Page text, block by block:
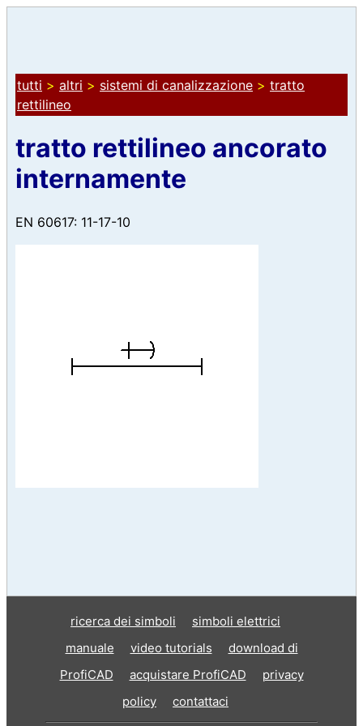
tutti > altri > sistemi di canalizzazione > tratto
rettilineo
tratto rettilineo ancorato
internamente
EN 60617: 11-17-10
ricerca dei simboli
simboli elettrici
manuale
video tutorials
download di
ProfiCAD
acquistare ProfiCAD
privacy
policy
contattaci